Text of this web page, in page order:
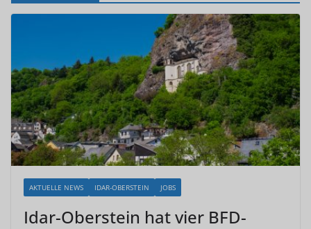
AKTUELLE NEWS IDAR-OBERSTEIN JOBS
Idar-Oberstein hat vier BFD-